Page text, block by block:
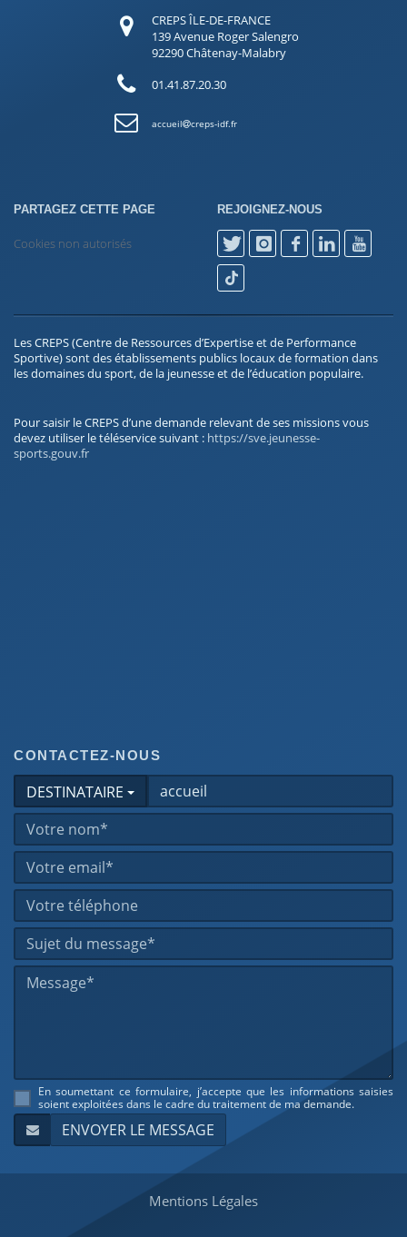
CREPS ÎLE-DE-FRANCE
139 Avenue Roger Salengro
92290 Châtenay-Malabry
01.41.87.20.30
accueil creps-idf.fr
PARTAGEZ CETTE PAGE
Cookies non autorisés
REJOIGNEZ-NOUS
Les CREPS (Centre de Ressources d’Expertise et de Performance
Sportive) sont des établissements publics locaux de formation dans
les domaines du sport, de la jeunesse et de l’éducation populaire.
Pour saisir le CREPS d’une demande relevant de ses missions vous
devez utiliser le téléservice suivant : https://sve.jeunesse-
sports.gouv.fr
CONTACTEZ-NOUS
DESTINATAIRE
En soumettant ce formulaire, j’accepte que les informations saisies
soient exploitées dans le cadre du traitement de ma demande.
Mentions Légales